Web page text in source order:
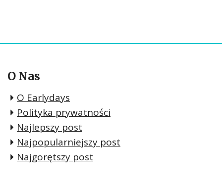
O Nas
O Earlydays
Polityka prywatności
Najlepszy post
Najpopularniejszy post
Najgorętszy post